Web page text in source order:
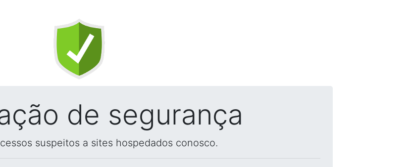
de segurança
suspeitos a sites hospedados conosco.